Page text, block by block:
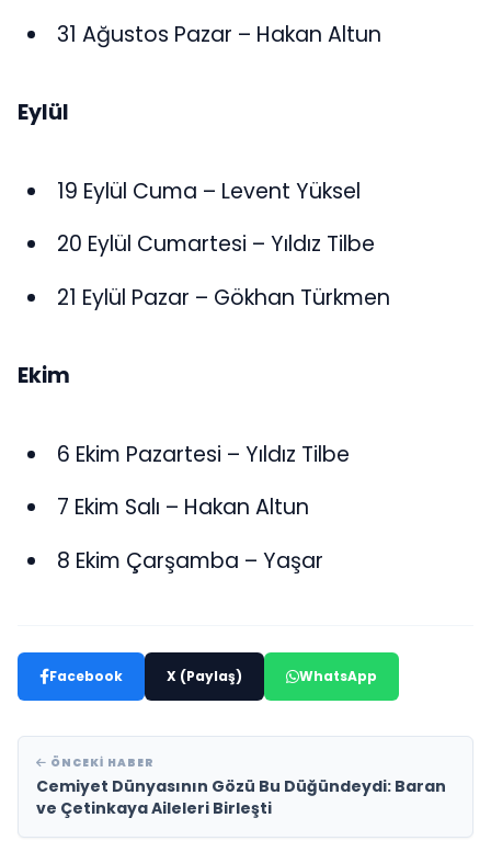
31 Ağustos Pazar – Hakan Altun
Eylül
19 Eylül Cuma – Levent Yüksel
20 Eylül Cumartesi – Yıldız Tilbe
21 Eylül Pazar – Gökhan Türkmen
Ekim
6 Ekim Pazartesi – Yıldız Tilbe
7 Ekim Salı – Hakan Altun
8 Ekim Çarşamba – Yaşar
Facebook X (Paylaş) WhatsApp
ÖNCEKI HABER
Cemiyet Dünyasının Gözü Bu Düğündeydi: Baran
ve Çetinkaya Aileleri Birleşti